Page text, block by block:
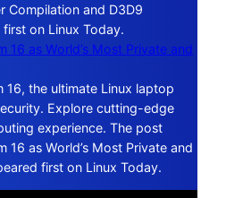
Compilation and D3D9
on Linux Today.
16 as World’s Most Private and
16, the ultimate Linux laptop
Explore cutting-edge
experience. The post
16 as World’s Most Private and
first on Linux Today.